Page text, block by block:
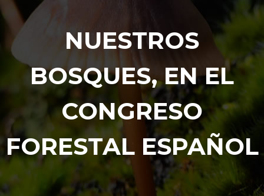
NUESTROS
BOSQUES, EN EL
CONGRESO
FORESTAL ESPAÑOL